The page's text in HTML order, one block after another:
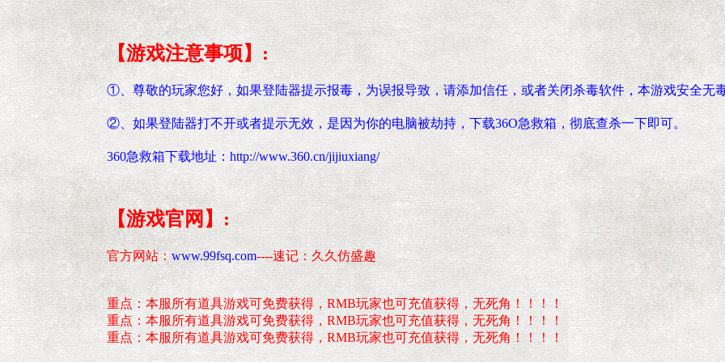
【游戏注意事项】:
①、尊敬的玩家您好，如果登陆器提示报毒，为误报导致，请添加信任，或者关闭杀毒软件，本游戏安全无
②、如果登陆器打不开或者提示无效，是因为你的电脑被劫持，下载36O急救箱，彻底查杀一下即可。
360急救箱下载地址：http://www.360.cn/jijiuxiang/
【游戏官网】:
官方网站：www.99fsq.com----速记：久久仿盛趣
重点：本服所有道具游戏可免费获得，RMB玩家也可充值获得，无死角！！！！
重点：本服所有道具游戏可免费获得，RMB玩家也可充值获得，无死角！！！！
重点：本服所有道具游戏可免费获得，RMB玩家也可充值获得，无死角！！！！